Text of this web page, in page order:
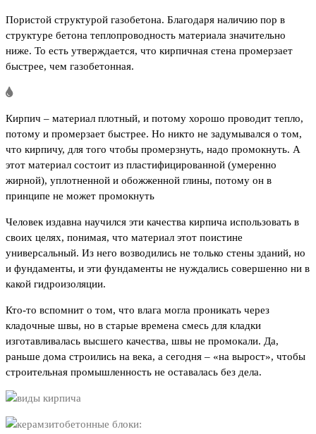
Пористой структурой газобетона. Благодаря наличию пор в
структуре бетона теплопроводность материала значительно
ниже. То есть утверждается, что кирпичная стена промерзает
быстрее, чем газобетонная.
Кирпич – материал плотный, и потому хорошо проводит тепло,
потому и промерзает быстрее. Но никто не задумывался о том,
что кирпичу, для того чтобы промерзнуть, надо промокнуть. А
этот материал состоит из пластифицированной (умеренно
жирной), уплотненной и обожженной глины, потому он в
принципе не может промокнуть
Человек издавна научился эти качества кирпича использовать в
своих целях, понимая, что материал этот поистине
универсальный. Из него возводились не только стены зданий, но
и фундаменты, и эти фундаменты не нуждались совершенно ни в
какой гидроизоляции.
Кто-то вспомнит о том, что влага могла проникать через
кладочные швы, но в старые времена смесь для кладки
изготавливалась высшего качества, швы не промокали. Да,
раньше дома строились на века, а сегодня – «на вырост», чтобы
строительная промышленность не оставалась без дела.